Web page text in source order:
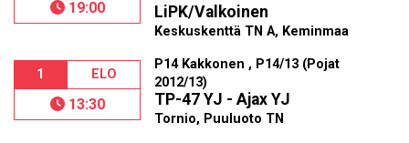
19:00
LiPK/Valkoinen
Keskuskenttä TN A, Keminmaa
1 ELO
13:30
P14 Kakkonen , P14/13 (Pojat
2012/13)
TP-47 YJ - Ajax YJ
Tornio, Puuluoto TN